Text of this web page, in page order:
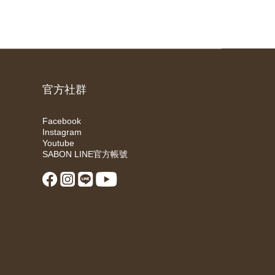
官方社群
Facebook
Instagram
Youtube
SABON LINE官方帳號